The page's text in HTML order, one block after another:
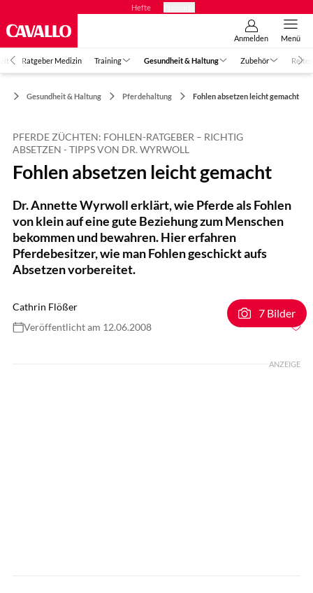
Hefte
Anmelden Menü
Ratgeber Medizin Training Gesundheit & Haltung Zubehör
Gesundheit & Haltung Pferdehaltung Fohlen absetzen leicht gemacht
PFERDE ZÜCHTEN: FOHLEN-RATGEBER – RICHTIG
ABSETZEN - TIPPS VON DR. WYRWOLL
Fohlen absetzen leicht gemacht
Dr. Annette Wyrwoll erklärt, wie Pferde als Fohlen
von klein auf eine gute Beziehung zum Menschen
bekommen und bewahren. Hier erfahren
Pferdebesitzer, wie man Fohlen geschickt aufs
Absetzen vorbereitet.
Cathrin Flößer
Veröffentlicht am 12.06.2008
7 Bilder
ANZEIGE